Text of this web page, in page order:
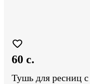
60 c.
Тушь для ресниц